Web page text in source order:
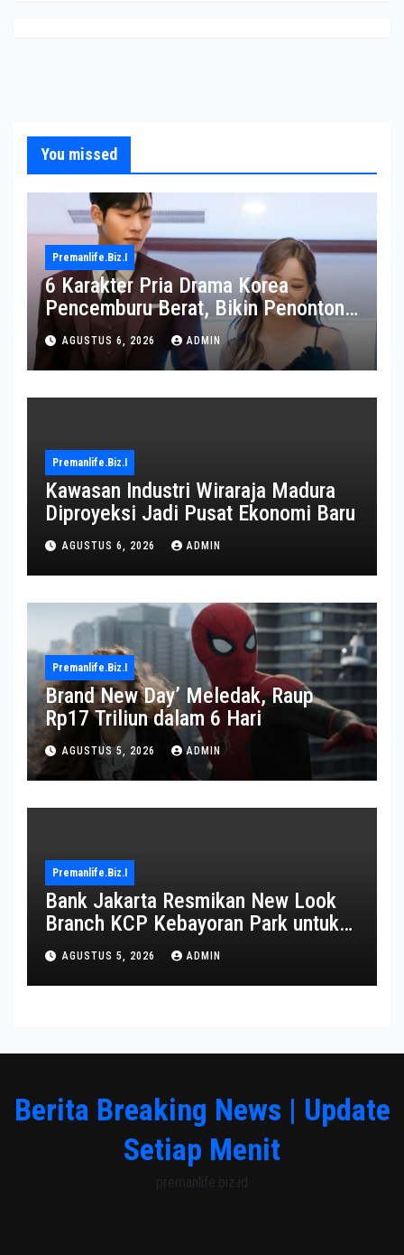
You missed
Premanlife.biz.i
6 Karakter Pria Drama Korea
Pencemburu Berat, Bikin Penonton
Gemas
AGUSTUS 6, 2026 ADMIN
Premanlife.biz.i
Kawasan Industri Wiraraja Madura
Diproyeksi Jadi Pusat Ekonomi Baru
AGUSTUS 6, 2026 ADMIN
Premanlife.biz.i
Brand New Day’ Meledak, Raup
Rp17 Triliun dalam 6 Hari
AGUSTUS 5, 2026 ADMIN
Premanlife.biz.i
Bank Jakarta Resmikan New Look
Branch KCP Kebayoran Park untuk
Transformasi Layanan
AGUSTUS 5, 2026 ADMIN
Berita Breaking News | Update
Setiap Menit
premanlife.biz.id